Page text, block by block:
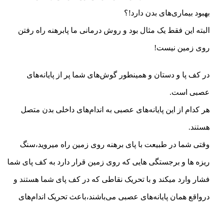
بهبود بیماری‌های بدن دارد!؟
البته این فقط یک مثال بود و روش درمانی ما پابرهنه راه رفتن
روی زمین نیست!
در کف پا و دستان و همینطور گوش‌های شما پر از پایانه‌های
عصبی است.
هر کدام از این پایانه‌های عصبی به اندام‌های داخلی بدن متصل
هستند.
وقتی شما در طبیعت با پای برهنه روی زمین راه میروید،سنگ
ریزه ها و برجستگی هایی که روی زمین قرار دارد به کف پای شما
فشار وارد میکند و با تحریک نقاطی که در کف پای شما هستند و
درواقع همان پایانه‌های عصبی می‌باشند،باعث تحریک اندام‌های